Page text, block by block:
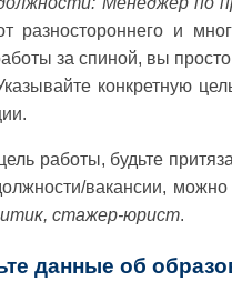
разностороннего и
за спиной, вы
конкретную
работы, будьте
вакансии,
стажер-юрист.
данные об